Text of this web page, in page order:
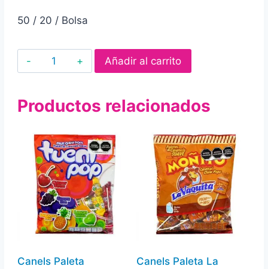
50 / 20 / Bolsa
Paleta
de
macizo
rellena
de
chicle
50pz
cantidad
Añadir al carrito
Productos relacionados
Canels Paleta
Canels Paleta La